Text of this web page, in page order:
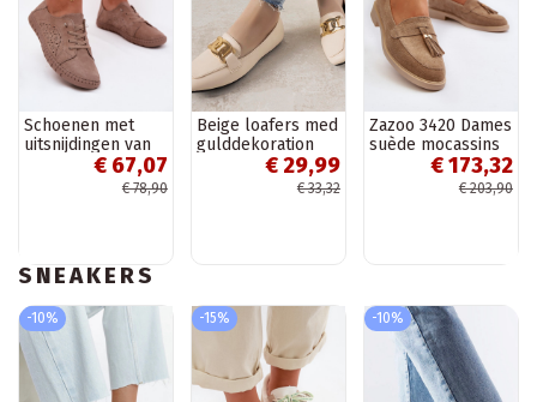
Schoenen met
uitsnijdingen van
faux suede in
zandkleur Flaria
€ 67,07
€ 78,90
Beige loafers med
gulddekoration
€ 29,99
€ 33,32
Zazoo 3420 Dames
suède mocassins
met brede hakken
€ 173,32
€ 203,90
SNEAKERS
-10% -15% -10%